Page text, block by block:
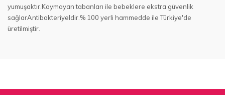
yumuşaktır.Kaymayan tabanları ile bebeklere ekstra güvenlik
sağlarAntibakteriyeldir.% 100 yerli hammedde ile Türkiye'de
üretilmiştir.